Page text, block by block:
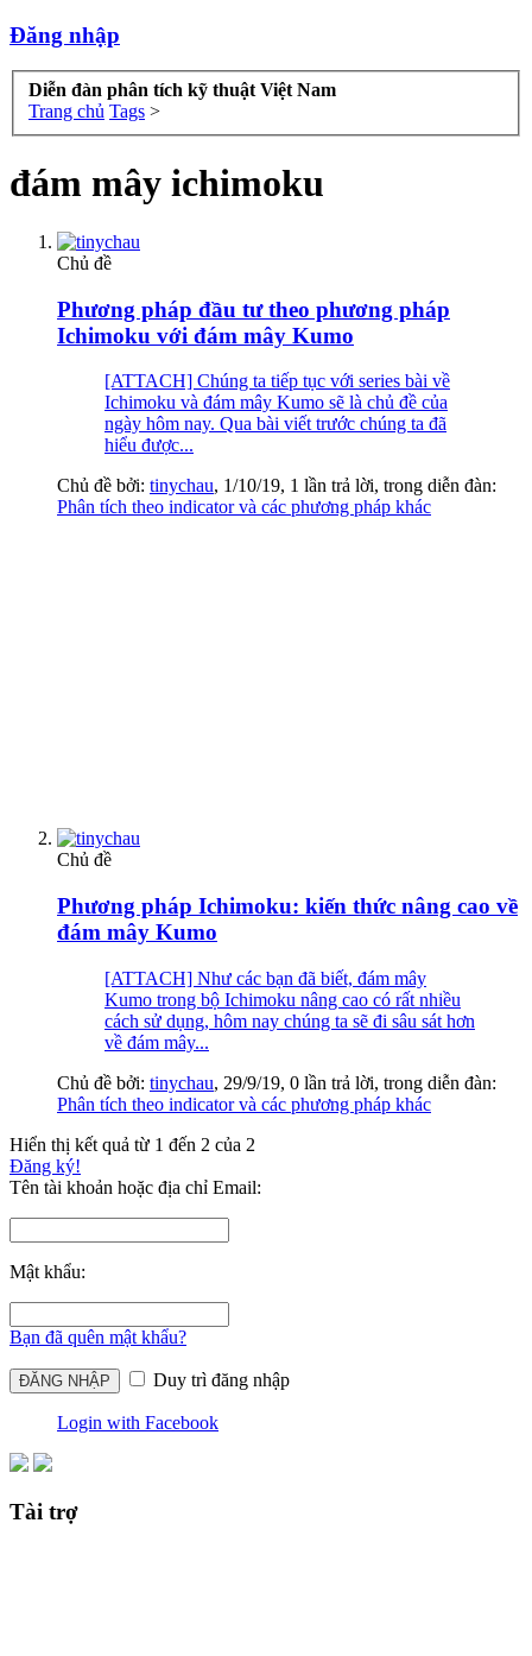
Đăng nhập
Diễn đàn phân tích kỹ thuật Việt Nam
Trang chủ Tags >
đám mây ichimoku
Chủ đề
Phương pháp đầu tư theo phương pháp
Ichimoku với đám mây Kumo
[ATTACH] Chúng ta tiếp tục với series bài về
Ichimoku và đám mây Kumo sẽ là chủ đề của
ngày hôm nay. Qua bài viết trước chúng ta đã
hiểu được...
Chủ đề bởi: tinychau, 1/10/19, 1 lần trả lời, trong diễn đàn:
Phân tích theo indicator và các phương pháp khác
Chủ đề
Phương pháp Ichimoku: kiến thức nâng cao về
đám mây Kumo
[ATTACH] Như các bạn đã biết, đám mây
Kumo trong bộ Ichimoku nâng cao có rất nhiều
cách sử dụng, hôm nay chúng ta sẽ đi sâu sát hơn
về đám mây...
Chủ đề bởi: tinychau, 29/9/19, 0 lần trả lời, trong diễn đàn:
Phân tích theo indicator và các phương pháp khác
Hiển thị kết quả từ 1 đến 2 của 2
Đăng ký!
Tên tài khoản hoặc địa chỉ Email:
Mật khẩu:
Bạn đã quên mật khẩu?
Duy trì đăng nhập
Login with Facebook
Tài trợ